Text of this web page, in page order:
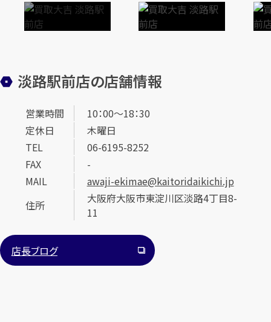
淡路駅前店の店舗情報
営業時間
10：00～18：30
定休日
木曜日
TEL
06-6195-8252
FAX
-
MAIL
awaji-ekimae@kaitoridaikichi.jp
住所
大阪府大阪市東淀川区淡路4丁目8-
11
店長ブログ